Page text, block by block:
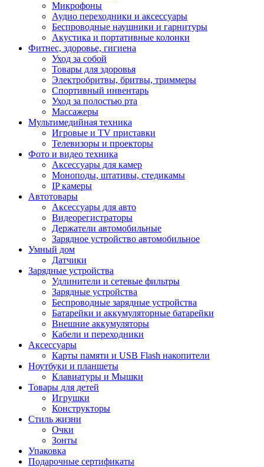
Микрофоны
Аудио переходники и аксессуары
Беспроводные наушники и гарнитуры
Акустика и портативные колонки
Фитнес, здоровье, гигиена
Уход за собой
Товары для здоровья
Электробритвы, бритвы, триммеры
Спортивный инвентарь
Уход за полостью рта
Массажеры
Мультимедийная техника
Игровые и TV приставки
Телевизоры и проекторы
Фото и видео техника
Аксессуары для камер
Моноподы, штативы, стедикамы
IP камеры
Автотовары
Аксессуары для авто
Видеорегистраторы
Держатели автомобильные
Зарядное устройство автомобильное
Умный дом
Датчики
Зарядные устройства
Удлинители и сетевые фильтры
Зарядные устройства
Беспроводные зарядные устройства
Батарейки и аккумуляторные батарейки
Внешние аккумуляторы
Кабели и переходники
Аксессуары
Карты памяти и USB Flash накопители
Ноутбуки и планшеты
Клавиатуры и Мышки
Товары для детей
Игрушки
Конструкторы
Стиль жизни
Очки
Зонты
Упаковка
Подарочные сертификаты